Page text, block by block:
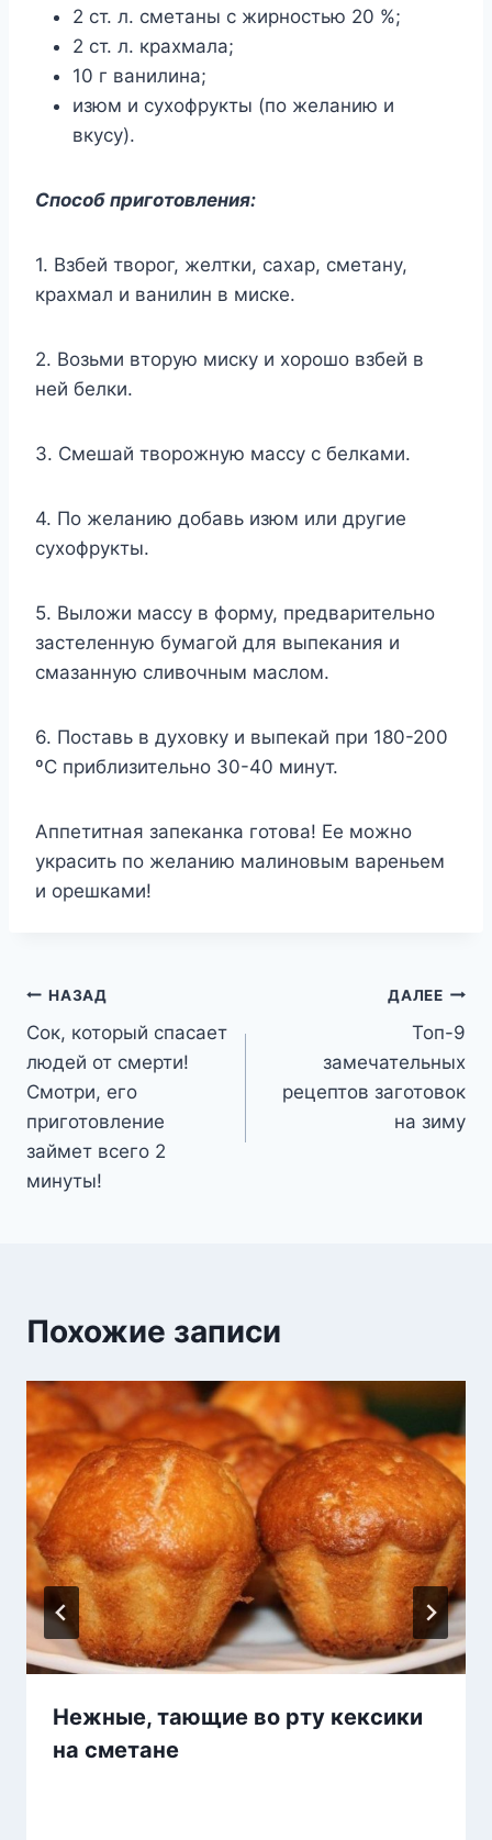
2 ст. л. сметаны с жирностью 20 %;
2 ст. л. крахмала;
10 г ванилина;
изюм и сухофрукты (по желанию и
вкусу).
Способ приготовления:
1. Взбей творог, желтки, сахар, сметану,
крахмал и ванилин в миске.
2. Возьми вторую миску и хорошо взбей в
ней белки.
3. Смешай творожную массу с белками.
4. По желанию добавь изюм или другие
сухофрукты.
5. Выложи массу в форму, предварительно
застеленную бумагой для выпекания и
смазанную сливочным маслом.
6. Поставь в духовку и выпекай при 180-200
ºC приблизительно 30-40 минут.
Аппетитная запеканка готова! Ее можно
украсить по желанию малиновым вареньем
и орешками!
Навигация
по
записям
НАЗАД
Сок, который спасает
людей от смерти!
Смотри, его
приготовление
займет всего 2
минуты!
ДАЛЕЕ
Топ-9
замечательных
рецептов заготовок
на зиму
Похожие записи
Нежные, тающие во рту кексики
на сметане